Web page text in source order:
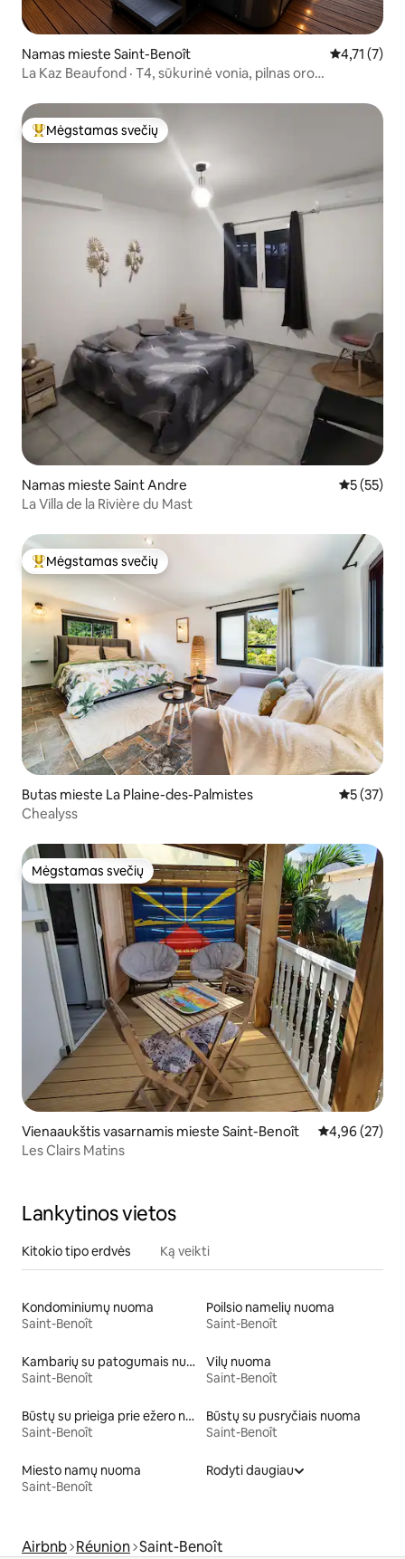
Namas mieste Saint-Benoît Vidutinis
4,71 (7)
La Kaz Beaufond · T4, sūkurinė vonia, pilnas oro
Svečių mėgstamiausias
Mėgstamas svečių
Namas mieste Saint Andre Vidutinis
5 (55)
La Villa de la Rivière du Mast
Svečių mėgstamiausias
Mėgstamas svečių
Butas mieste La Plaine-des-Palmistes Vidutinis
5 (37)
Chealyss
Mėgstamas svečių
Mėgstamas svečių
Vienaaukštis vasarnamis mieste Saint-Benoît Vidutinis
4,96 (27)
Les Clairs Matins
Lankytinos vietos
Kitokio tipo erdvės Ką veikti
Kondominiumų nuoma
Saint-Benoît
Poilsio namelių nuoma
Saint-Benoît
Kambarių su patogumais nuoma
Saint-Benoît
Vilų nuoma
Saint-Benoît
Būstų su prieiga prie ežero nuoma
Saint-Benoît
Būstų su pusryčiais nuoma
Saint-Benoît
Miesto namų nuoma
Saint-Benoît
Rodyti daugiau
Airbnb Réunion Saint-Benoît